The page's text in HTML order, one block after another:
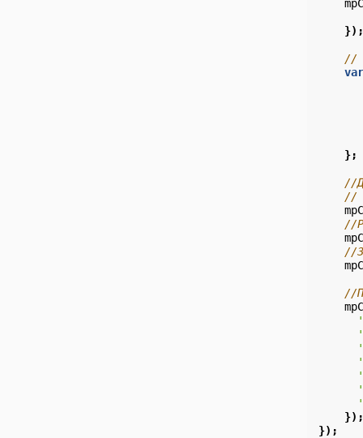
});
//
var
};
//
//
//
//
//
});
});